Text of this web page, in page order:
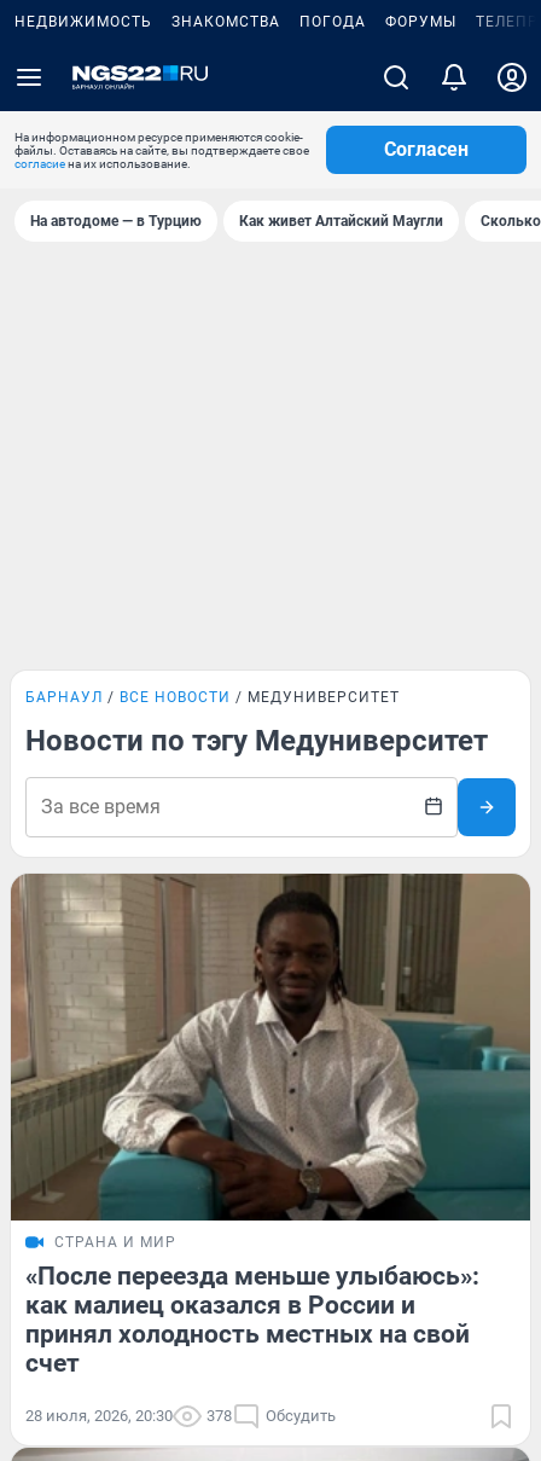
НЕДВИЖИМОСТЬ ЗНАКОМСТВА ПОГОДА ФОРУМЫ
На информационном ресурсе применяются cookie-
файлы. Оставаясь на сайте, вы подтверждаете свое
согласиена их использование.
Согласен
На автодоме — в Турцию Как живет Алтайский Маугли
БАРНАУЛ ВСЕ НОВОСТИ МЕДУНИВЕРСИТЕТ
Новости по тэгу Медуниверситет
СТРАНА И МИР
«После переезда меньше улыбаюсь»:
как малиец оказался в России и
принял холодность местных на свой
счет
28 июля, 2026, 20:30 378 Обсудить